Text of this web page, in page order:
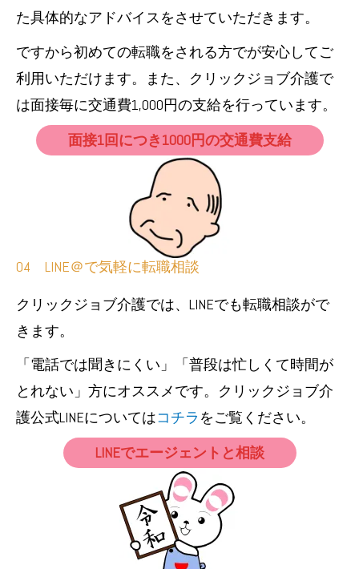
た具体的なアドバイスをさせていただきます。
ですから初めての転職をされる方でが安心してご
利用いただけます。また、クリックジョブ介護で
は面接毎に交通費1,000円の支給を行っています。
面接1回につき1000円の交通費支給
04 LINE＠で気軽に転職相談
クリックジョブ介護では、LINEでも転職相談がで
きます。
「電話では聞きにくい」「普段は忙しくて時間が
とれない」方にオススメです。クリックジョブ介
護公式LINEについてはコチラ をご覧ください。
LINEでエージェントと相談